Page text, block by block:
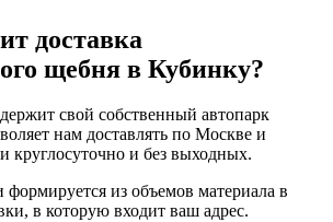
доставка
щебня в Кубинку?
свой собственный автопарк
нам доставлять по Москве и
круглосуточно и без выходных.
формируется из объемов материала в
в которую входит ваш адрес.